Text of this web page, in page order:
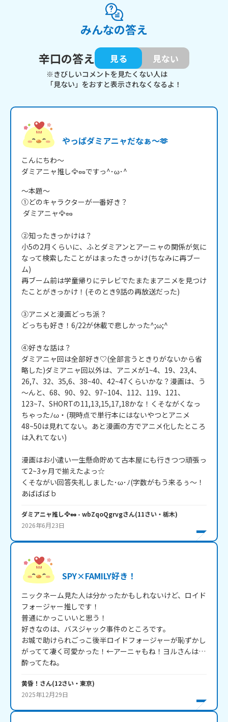
みんなの答え
辛口の答え
見る 見ない
※きびしいコメントを見たくない人は
「見ない」をおすと表示されなくなるよ！
やっぱダミアニャだなぁ～🫶
こんにちわ～
ダミアニャ推し🦅🥜ですっ^･ω･^
～本題～
①どのキャラクターが一番好き？
②知ったきっかけは？
小5の2月くらいに、ふとダミアンとアーニャの関係が気に
なって検索したことがはまったきっかけ(ちなみに再ブー
ム)
再ブーム前は学童帰りにテレビでたまたまアニメを見つけ
たことがきっかけ！(そのとき9話の再放送だった)
③アニメと漫画どっち派？
どっちも好き！6/22が休載で悲しかった^;ω;^
④好きな話は？
ダミアニャ回は全部好き♡(全部言うときりがないから省
略した)ダミアニャ回以外は、アニメが1~4、19、23,4、
26,7、32、35,6、38~40、42~47くらいかな？漫画は、う
～んと、68、90、92、97~104、112、119、121、
123~7、SHORTの11,13,15,17,18かな！くそながくなっ
ちゃったﾉω・(現時点で単行本にはないやつとアニメ
48~50は見れてない。あと漫画の方でアニメ化したところ
は入れてない)
漫画はお小遣い一生懸命貯めて古本屋にも行きつつ頑張っ
て2~3ヶ月で揃えたよっ☆
くそながい回答失礼しました･ω･ﾉ(字数がもう来るぅ～！
あばばばｂ
ダミアニャ推し🦅🥜 - wbZqoQgrvgさん(11さい・ 栃木)
2026年6月23日
SPY×FAMILY好き！
ニックネーム見た人は分かったかもしれないけど、ロイド
フォージャー推しです！
普通にかっこいいと思う！
好きなのは、バスジャック事件のところです。
お城で助けられごっこ後半ロイドフォージャーが恥ずかし
がってて凄く可愛かった！←アーニャもね！ヨルさんは…
酔ってたね。
黄昏！ さん(12さい・ 東京)
2025年12月29日